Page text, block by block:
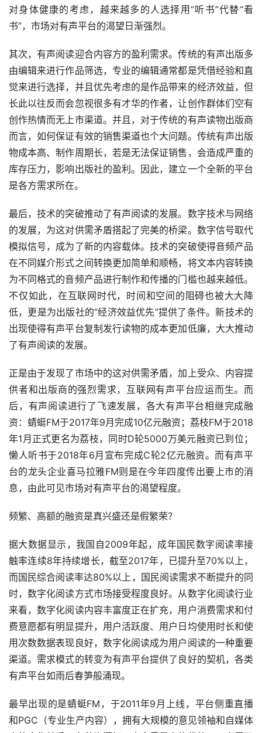
对身体健康的考虑，越来越多的人选择用“听书”代替“看
书”，市场对有声平台的渴望日渐强烈。
其次，有声阅读迎合内容方的盈利需求。传统的有声出版多
由编辑来进行作品筛选，专业的编辑通常都是凭借经验和直
觉来进行选择，并且优先考虑的是作品带来的经济效益，但
长此以往反而会忽视很多有才华的作者，让创作群体们空有
创作热情而无上市渠道。并且，对于传统的有声读物出版商
而言，如何保证有效的销售渠道也个大问题。传统有声出版
物成本高、制作周期长，若是无法保证销售，会造成严重的
库存压力，影响出版社的盈利。因此，建立一个全新的平台
是各方需求所在。
最后，技术的突破推动了有声阅读的发展。数字技术与网络
的发展，为这对供需矛盾搭起了完美的桥梁。数字信号取代
模拟信号，成为了新的内容载体。技术的突破使得音频产品
在不同媒介形式之间转换更加简单和顺畅，将文本内容转换
为不同格式的音频产品进行制作和传播的门槛也越来越低。
不仅如此，在互联网时代，时间和空间的阻碍也被大大降
低，更是为出版社的“经济效益优先”提供了条件。新技术的
出现使得有声平台复制发行读物的成本更加低廉，大大推动
了有声阅读的发展。
正是由于发现了市场中的这对供需矛盾，加上受众、内容提
供者和出版商的强烈需求，互联网有声平台应运而生。而
后，有声阅读进行了飞速发展，各大有声平台相继完成融
资：蜻蜓FM于2017年9月完成10亿元融资；荔枝FM于2018
年1月正式更名为荔枝，同时D轮5000万美元融资已到位；
懒人听书于2018年6月宣布完成C轮2亿元融资。而有声平
台的龙头企业喜马拉雅FM则是在今年四度传出要上市的消
息，由此可见市场对有声平台的渴望程度。
频繁、高额的融资是真兴盛还是假繁荣？
据大数据显示，我国自2009年起，成年国民数字阅读率接
触率连续8年持续增长，截至2017年，已提升至70%以上，
而国民综合阅读率达80%以上，国民阅读需求不断提升的同
时，数字化阅读方式市场接受程度良好。从数字化阅读行业
来看，数字化阅读内容丰富度正在扩充，用户消费需求和付
费意愿都有明显提升，用户活跃度、用户日均使用时长和使
用次数数据表现良好，数字化阅读成为用户阅读的一种重要
渠道。需求模式的转变为有声平台提供了良好的契机，各类
有声平台如雨后春笋般涌现。
最早出现的是蜻蜓FM，于2011年9月上线，平台侧重直播
和PGC（专业生产内容），拥有大规模的意见领袖和自媒体